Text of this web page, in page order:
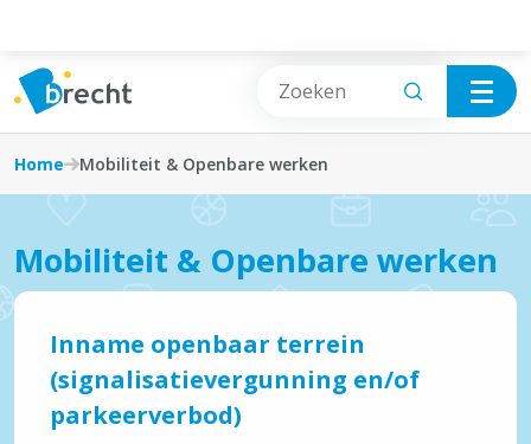
Burgerzaken
Afval, Natuur & Milieu
Jobs & Ondernemen
Taxi en VVB
Fietsen
Openbaar vervoer
Home Mobiliteit & Openbare werken
Mobiliteit & Openbare werken
Inname openbaar terrein
(signalisatievergunning en/of
parkeerverbod)